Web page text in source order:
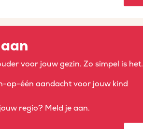
voor jouw gezin. Zo simpel is het.
op-één aandacht voor jouw kind
regio? Meld je aan.